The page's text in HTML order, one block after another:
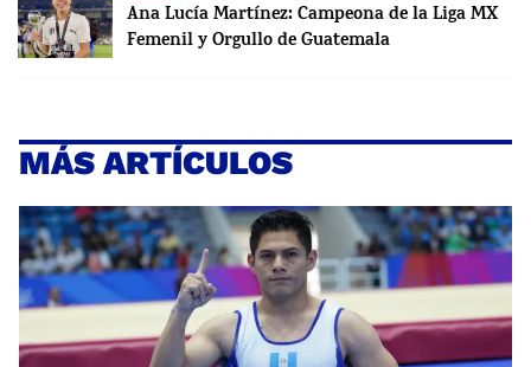
Ana Lucía Martínez: Campeona de la Liga MX
Femenil y Orgullo de Guatemala
MÁS ARTÍCULOS